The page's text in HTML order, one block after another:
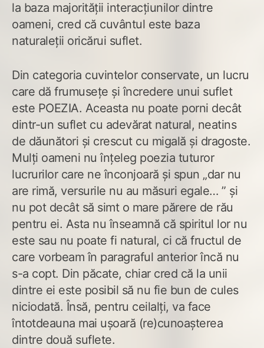
la baza majorității interacțiunilor dintre
oameni, cred că cuvântul este baza
naturaleții oricărui suflet.
Din categoria cuvintelor conservate, un lucru
care dă frumusețe și încredere unui suflet
este POEZIA. Aceasta nu poate porni decât
dintr-un suflet cu adevărat natural, neatins
de dăunători și crescut cu migală și dragoste.
Mulți oameni nu înțeleg poezia tuturor
lucrurilor care ne înconjoară și spun „dar nu
are rimă, versurile nu au măsuri egale… ” și
nu pot decât să simt o mare părere de rău
pentru ei. Asta nu înseamnă că spiritul lor nu
este sau nu poate fi natural, ci că fructul de
care vorbeam în paragraful anterior încă nu
s-a copt. Din păcate, chiar cred că la unii
dintre ei este posibil să nu fie bun de cules
niciodată. Însă, pentru ceilalți, va face
întotdeauna mai ușoară (re)cunoașterea
dintre două suflete.